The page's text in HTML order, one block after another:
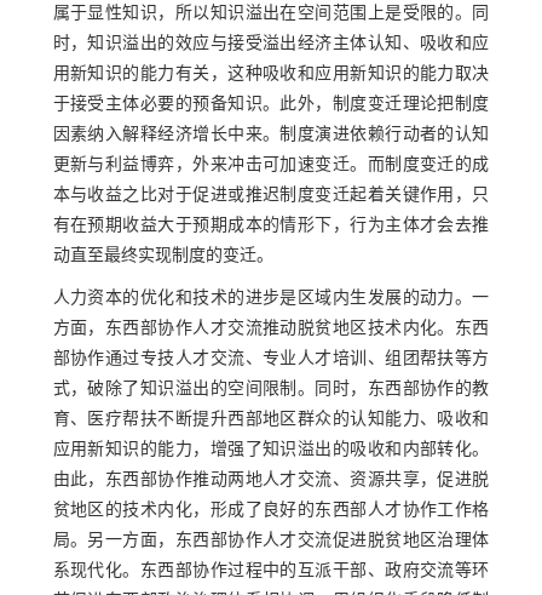
属于显性知识，所以知识溢出在空间范围上是受限的。同
时，知识溢出的效应与接受溢出经济主体认知、吸收和应
用新知识的能力有关，这种吸收和应用新知识的能力取决
于接受主体必要的预备知识。此外，制度变迁理论把制度
因素纳入解释经济增长中来。制度演进依赖行动者的认知
更新与利益博弈，外来冲击可加速变迁。而制度变迁的成
本与收益之比对于促进或推迟制度变迁起着关键作用，只
有在预期收益大于预期成本的情形下，行为主体才会去推
动直至最终实现制度的变迁。
人力资本的优化和技术的进步是区域内生发展的动力。一
方面，东西部协作人才交流推动脱贫地区技术内化。东西
部协作通过专技人才交流、专业人才培训、组团帮扶等方
式，破除了知识溢出的空间限制。同时，东西部协作的教
育、医疗帮扶不断提升西部地区群众的认知能力、吸收和
应用新知识的能力，增强了知识溢出的吸收和内部转化。
由此，东西部协作推动两地人才交流、资源共享，促进脱
贫地区的技术内化，形成了良好的东西部人才协作工作格
局。另一方面，东西部协作人才交流促进脱贫地区治理体
系现代化。东西部协作过程中的互派干部、政府交流等环